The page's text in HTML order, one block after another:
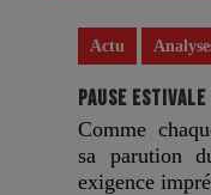
Actu
PAUSE ESTIVALE
Comme
sa parution
exigence